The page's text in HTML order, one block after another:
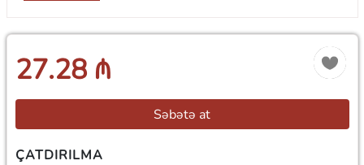
27.28 ₼
Səbətə at
ÇATDIRILMA